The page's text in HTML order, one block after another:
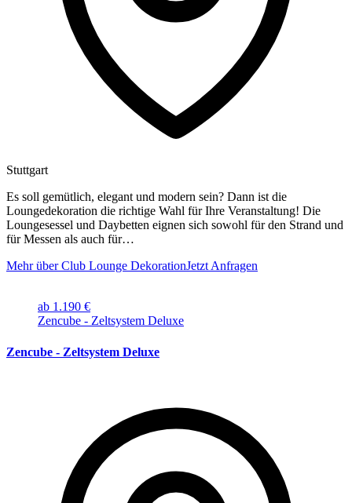
Stuttgart
Es soll gemütlich, elegant und modern sein? Dann ist die
Loungedekoration die richtige Wahl für Ihre Veranstaltung! Die
Loungesessel und Daybetten eignen sich sowohl für den Strand und
für Messen als auch für…
Mehr über Club Lounge DekorationJetzt Anfragen
ab 1.190 €
Zencube - Zeltsystem Deluxe
Zencube - Zeltsystem Deluxe